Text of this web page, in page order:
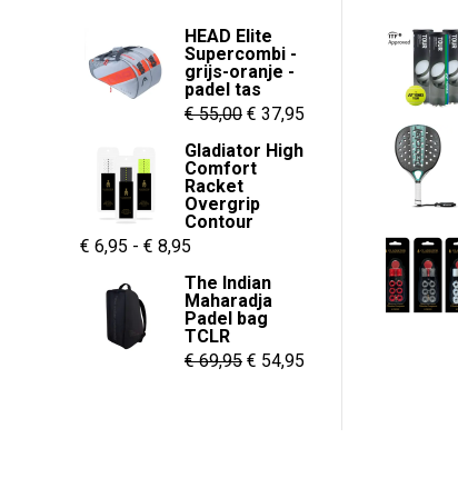
HEAD Elite
Supercombi -
grijs-oranje -
padel tas
€55,00 Oorspronkelijke
prijs
was:
€ 55,00.
€ 37,95
Gladiator High
Comfort
Racket
Overgrip
Contour
€ 6,95 - € 8,95
€ 6,95
tot
€ 8,95
The Indian
Maharadja
Padel bag
TCLR
€69,95 Oorspronkelijke
€ 54,95